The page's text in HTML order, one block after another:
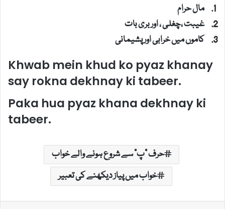
مال حرام
غیبت ،چغلی ، اور بری بات
کاموں میں خرابی اور پشیمانی
Khwab mein khud ko pyaz khanay
say rokna dekhnay ki tabeer.
Paka hua pyaz khana dekhnay ki
tabeer.
حرف "پ" سے شروع ہونے والے خواب
خواب میں پیاز دیکھنے کی تعبیر